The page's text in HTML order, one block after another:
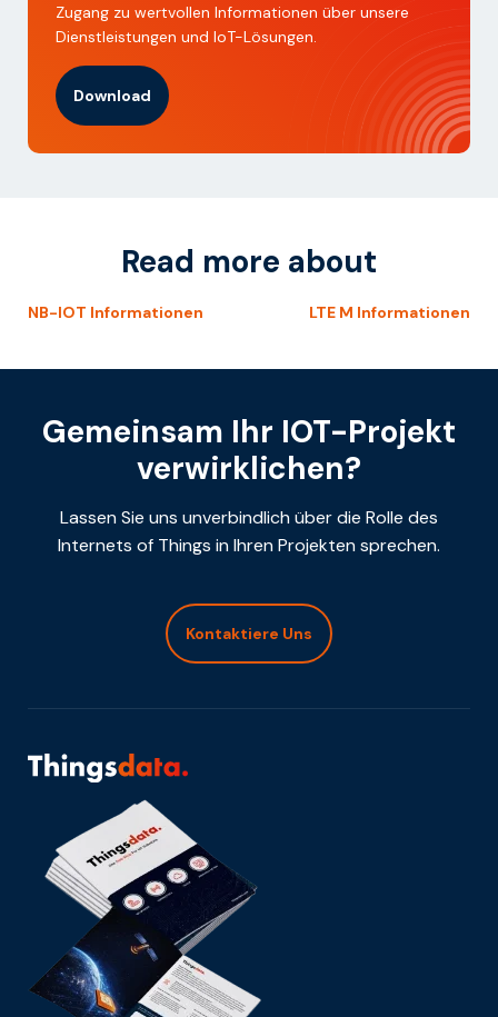
Zugang zu wertvollen Informationen über unsere
Dienstleistungen und IoT-Lösungen.
Download
Read more about
LTE M Informationen
NB-IOT Informationen
Gemeinsam Ihr IOT-Projekt
verwirklichen?
Lassen Sie uns unverbindlich über die Rolle des
Internets of Things in Ihren Projekten sprechen.
Kontaktiere Uns